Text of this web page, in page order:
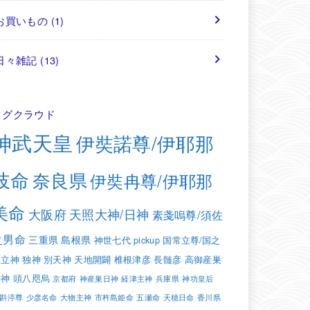
買いもの (1)
々雑記 (13)
クラウド
武天皇 伊奘諾尊/伊耶那
命奈良県伊奘冉尊/伊耶那
命 大阪府天照大神/日神 素戔嗚尊/須佐
命 三重県 島根県 神世七代 pickup 国常立尊/国之
神 独神 別天神 天地開闢 椎根津彦 長髄彦 高御産巣
頭八咫烏 京都府 神産巣日神 経津主神 兵庫県 神功皇后
渟尊 少彦名命 大物主神 市杵島姫命 五瀬命 天穂日命 香川県